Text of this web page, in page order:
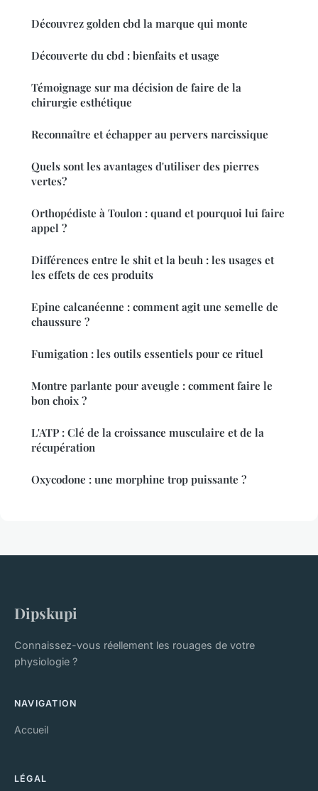
Découvrez golden cbd la marque qui monte
Découverte du cbd : bienfaits et usage
Témoignage sur ma décision de faire de la
chirurgie esthétique
Reconnaître et échapper au pervers narcissique
Quels sont les avantages d'utiliser des pierres
vertes?
Orthopédiste à Toulon : quand et pourquoi lui faire
appel ?
Différences entre le shit et la beuh : les usages et
les effets de ces produits
Epine calcanéenne : comment agit une semelle de
chaussure ?
Fumigation : les outils essentiels pour ce rituel
Montre parlante pour aveugle : comment faire le
bon choix ?
L'ATP : Clé de la croissance musculaire et de la
récupération
Oxycodone : une morphine trop puissante ?
Dipskupi
Connaissez-vous réellement les rouages de votre
physiologie ?
NAVIGATION
Accueil
LÉGAL